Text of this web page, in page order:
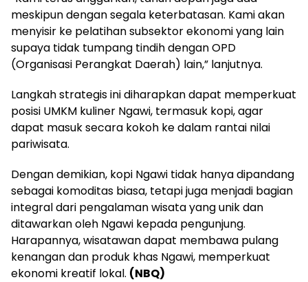
meskipun dengan segala keterbatasan. Kami akan
menyisir ke pelatihan subsektor ekonomi yang lain
supaya tidak tumpang tindih dengan OPD
(Organisasi Perangkat Daerah) lain,” lanjutnya.
Langkah strategis ini diharapkan dapat memperkuat
posisi UMKM kuliner Ngawi, termasuk kopi, agar
dapat masuk secara kokoh ke dalam rantai nilai
pariwisata.
Dengan demikian, kopi Ngawi tidak hanya dipandang
sebagai komoditas biasa, tetapi juga menjadi bagian
integral dari pengalaman wisata yang unik dan
ditawarkan oleh Ngawi kepada pengunjung.
Harapannya, wisatawan dapat membawa pulang
kenangan dan produk khas Ngawi, memperkuat
ekonomi kreatif lokal. (NBQ)